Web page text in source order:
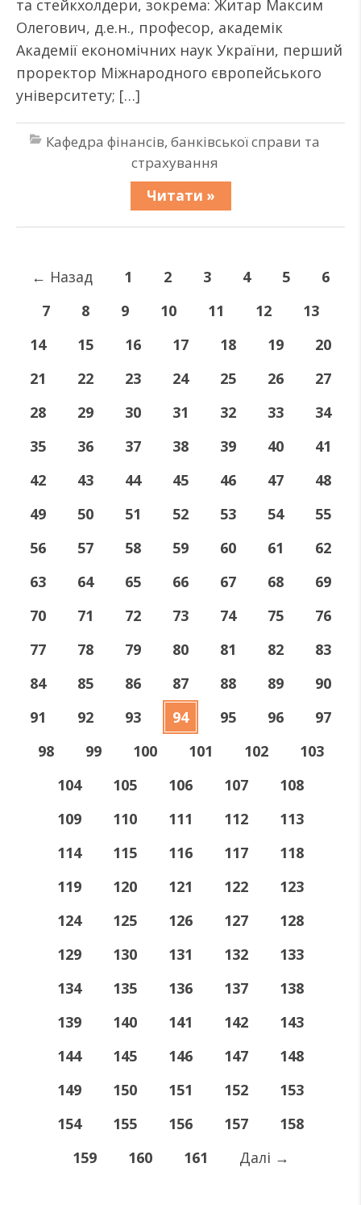
та стейкхолдери, зокрема: Житар Максим
Олегович, д.е.н., професор, академік
Академії економічних наук України, перший
проректор Міжнародного європейського
університету; […]
Кафедра фінансів, банківської справи та
страхування
Читати »
← Назад 1 2 3 4 5
6
7
8 9 10 11 12
13
14
15 16 17 18 19
20
21
22 23 24 25 26
27
28
29 30 31 32 33
34
35
36 37 38 39 40
41
42
43 44 45 46 47
48
49
50 51 52 53 54
55
56
57 58 59 60 61
62
63
64 65 66 67 68
69
70
71 72 73 74 75
76
77
78 79 80 81 82
83
84
85 86 87 88 89
90
91
92 93 94 95 96
97
98
99 100 101 102
103
104
105 106 107
108
109
110 111 112
113
114
115 116 117
118
119
120 121 122
123
124
125 126 127
128
129
130 131 132
133
134
135 136 137
138
139
140 141 142
143
144
145 146 147
148
149
150 151 152
153
154
155 156 157
158
159
160 161 Далі →